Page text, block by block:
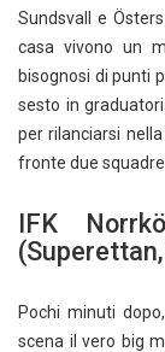
Sundsvall e
casa vivono un
bisognosi di punti
sesto in
per rilanciarsi
fronte due
IFK
Pochi minuti
scena il vero big